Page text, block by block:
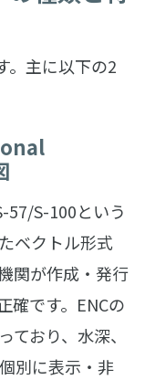
。主に以下の2
57/S-100という
ベクトル形式
関が作成・発行
確です。ENCの
おり、水深、
別に表示・非